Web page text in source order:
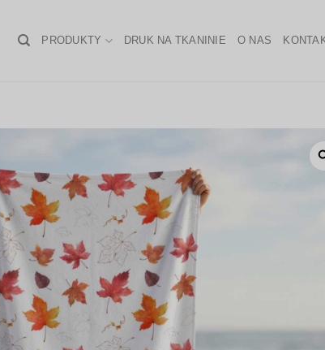
PRODUKTY DRUK NA TKANINIE O NAS